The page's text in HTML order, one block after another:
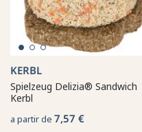
KERBL
Spielzeug Delizia® Sandwich
Kerbl
a partir de 7,57 €